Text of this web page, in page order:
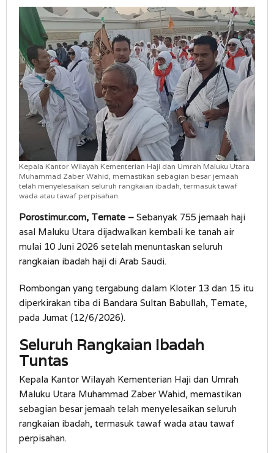
Ternate
12
Juni
Kepala Kantor Wilayah Kementerian Haji dan Umrah Maluku Utara
Muhammad Zaber Wahid, memastikan sebagian besar jemaah
telah menyelesaikan seluruh rangkaian ibadah, termasuk tawaf
wada atau tawaf perpisahan.
Porostimur.com, Ternate – Sebanyak 755 jemaah haji
asal Maluku Utara dijadwalkan kembali ke tanah air
mulai 10 Juni 2026 setelah menuntaskan seluruh
rangkaian ibadah haji di Arab Saudi.
Rombongan yang tergabung dalam Kloter 13 dan 15 itu
diperkirakan tiba di Bandara Sultan Babullah, Ternate,
pada Jumat (12/6/2026).
Seluruh Rangkaian Ibadah
Tuntas
Kepala Kantor Wilayah Kementerian Haji dan Umrah
Maluku Utara Muhammad Zaber Wahid, memastikan
sebagian besar jemaah telah menyelesaikan seluruh
rangkaian ibadah, termasuk tawaf wada atau tawaf
perpisahan.